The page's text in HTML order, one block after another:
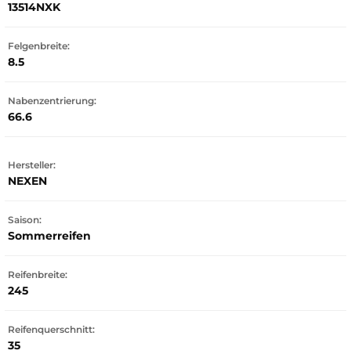
13514NXK
Felgenbreite:
8.5
Nabenzentrierung:
66.6
Hersteller:
NEXEN
Saison:
Sommerreifen
Reifenbreite:
245
Reifenquerschnitt:
35